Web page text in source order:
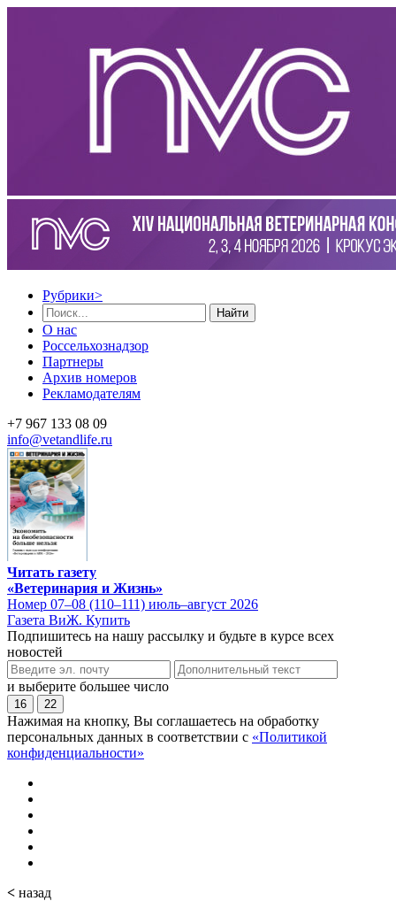
Рубрики>
Найти
О нас
Россельхознадзор
Партнеры
Архив номеров
Рекламодателям
+7 967 133 08 09
info@vetandlife.ru
Читать газету
«Ветеринария и Жизнь»
Номер 07–08 (110–111) июль–август 2026
Газета ВиЖ. Купить
Подпишитесь на нашу рассылку и будьте в курсе всех
новостей
и выберите большее число
16 22
Нажимая на кнопку, Вы соглашаетесь на обработку
персональных данных в соответствии с «Политикой
конфиденциальности»
< назад